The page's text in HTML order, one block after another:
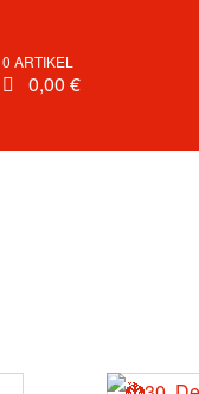
0 ARTIKEL
0,00 €